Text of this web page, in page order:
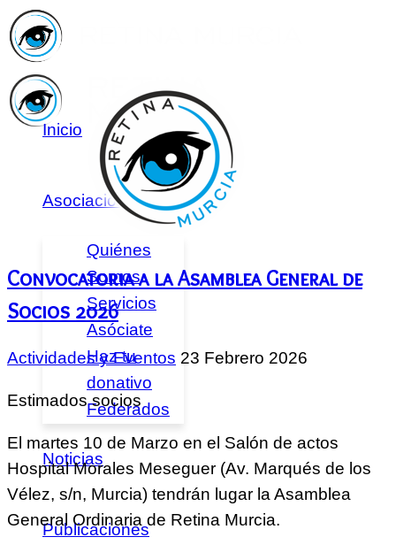
Inicio
Asociación
Quiénes
Somos
Servicios
Asóciate
Haz tu
donativo
Federados
Noticias
Publicaciones
Convocatoria a la Asamblea General de
Socios 2026
Actividades y Eventos 23 Febrero 2026
Estimados socios
El martes 10 de Marzo en el Salón de actos
Hospital Morales Meseguer (Av. Marqués de los
Vélez, s/n, Murcia) tendrán lugar la Asamblea
General Ordinaria de Retina Murcia.